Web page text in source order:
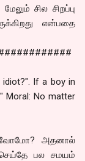
சில சிறப்பு
என்பதை
If a boy in
Moral: No matter
அதனால்
பல சமயம்